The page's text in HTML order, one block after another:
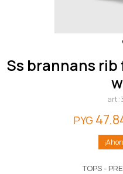
ss brannans rib flutter top - new off
PYG
TOPS -